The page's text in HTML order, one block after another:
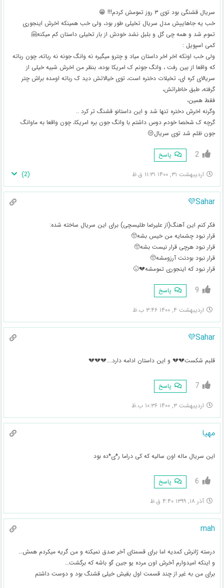
سریال قشنگی بود توی ۳ روز تمومش کردم!!! 😁
خب یه جاهاییش مدل سریال تخیلی طور بود، ولی خب همینکه اخرش اینجوری
تموم شد و همه چی گل و بلبل نشد خودش از بار تخیلی داستان کم میکنه🤗
کمی اسپویل :
ولی خب اونکه اخر اخر داستان میاد و چترو میگیره نه وانگ جونه نه رباته، چون رباته
که واقعا از بین رفت ، وانگ جونم ک امریکا بوده، بنظر من اخرش شبیه خیلی از
سریالای کره ای، تخیلات دختره است، توی خیالاتش دید ک رباته اومده براش چتر
گرفته، طبق خاطراتش،
فقط همین،
وگرنه اخرش دختره تنها شد و این داستانو قشنگ تر کرد ..
گرچه ک شخصا خودم دوس داشتم با وانگ جون بره امریکا، چون واقعا به ماوانگ
جون ظلم شد توی سریال😒
2 پاسخ
اردیبهشت ۳۱, ۱۴۰۰ ۱۱:۳۱ ق.ظ (
2
)
Sahar💜
فکر کنم این آهنگ(از علیرضا طلیسچی) برای این سریال ساخته شده:
قرار نبود چشمایه من خیس بشه🥺
قرار نبود هرچی قرار نیست بشه🥺
قرار نبود بودنت آرزومشه🥺
قرار نبود که اینجوری تمومشه💔😣
9 پاسخ
اردیبهشت ۴, ۱۴۰۰ ۳:۴۶ ب.ظ
Sahar💜
قلبم شکست💔💔 و این داستان ادامه دارد….💔💔💔
7 پاسخ
اردیبهشت ۳, ۱۴۰۰ ۱۰:۳۶ ب.ظ
مهیا
این سریال ماله اون سالیه که کی دراما ر*ی*ده بود
6 پاسخ
آذر ۱۸, ۱۳۹۹ ۴:۴۰ ق.ظ
mah
درسته ژانرش کمدیه اما برای قسمتای آخر صدق نمیکنه و من گریه میکردم همش…
و اینکه امیدوارم آخرش اون مرده یو جین گو باشه که برگشت…
برای من به غیر از چند قسمت اول بقیش خیلی قشنگ بود و دوست داشتم